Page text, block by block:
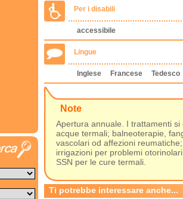
Per i disabili
accessibile
Lingue
Inglese Francese Tedesco
Note
Apertura annuale. I trattamenti
acque termali; balneoterapie,
vascolari od affezioni
irrigazioni per problemi
SSN per le cure termali.
Ti potrebbe interessare anche...